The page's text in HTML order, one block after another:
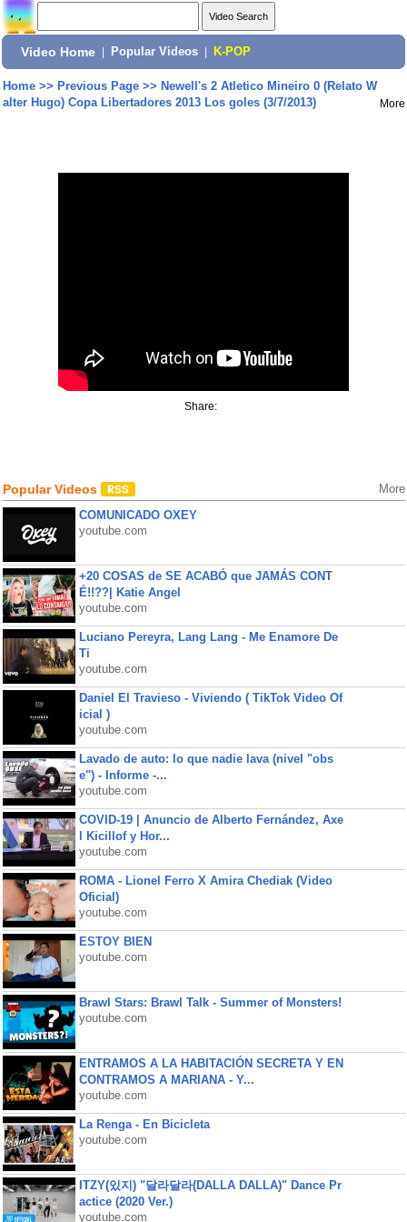
Video Home Popular Videos K-POP
Home>> Previous Page>> Newell's 2 Atletico Mineiro 0 (Relato W
alter Hugo) Copa Libertadores 2013 Los goles (3/7/2013)
More
Share:
Popular Videos More
COMUNICADO OXEY
youtube.com
+20 COSAS de SE ACABÓ que JAMÁS CONT
É!!??| Katie Angel
youtube.com
Luciano Pereyra, Lang Lang - Me Enamore De
Ti
youtube.com
Daniel El Travieso - Viviendo ( TikTok Video Of
icial )
youtube.com
Lavado de auto: lo que nadie lava (nivel "obs
e") - Informe -...
youtube.com
COVID-19 | Anuncio de Alberto Fernández, Axe
l Kicillof y Hor...
youtube.com
ROMA - Lionel Ferro X Amira Chediak (Video
Oficial)
youtube.com
ESTOY BIEN
youtube.com
Brawl Stars: Brawl Talk - Summer of Monsters!
youtube.com
ENTRAMOS A LA HABITACIÓN SECRETA Y EN
CONTRAMOS A MARIANA - Y...
youtube.com
La Renga - En Bicicleta
youtube.com
ITZY(있지) "달라달라(DALLA DALLA)" Dance Pr
actice (2020 Ver.)
youtube.com